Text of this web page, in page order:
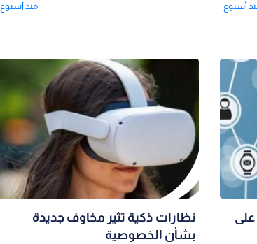
أسبوع منذ أسبوع
على
نظارات ذكية تثير مخاوف جديدة
بشأن الخصوصية